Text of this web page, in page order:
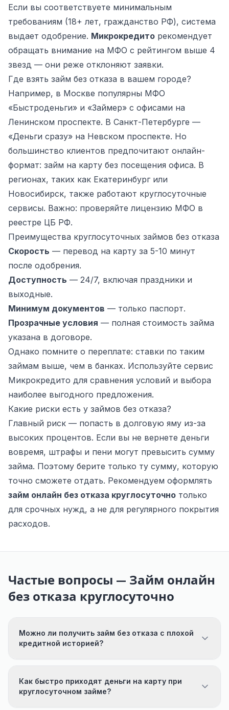
Если вы соответствуете минимальным
требованиям (18+ лет, гражданство РФ), система
выдает одобрение. Микрокредито рекомендует
обращать внимание на МФО с рейтингом выше 4
звезд — они реже отклоняют заявки.
Где взять займ без отказа в вашем городе?
Например, в Москве популярны МФО
«Быстроденьги» и «Займер» с офисами на
Ленинском проспекте. В Санкт-Петербурге —
«Деньги сразу» на Невском проспекте. Но
большинство клиентов предпочитают онлайн-
формат: займ на карту без посещения офиса. В
регионах, таких как Екатеринбург или
Новосибирск, также работают круглосуточные
сервисы. Важно: проверяйте лицензию МФО в
реестре ЦБ РФ.
Преимущества круглосуточных займов без отказа
Скорость — перевод на карту за 5-10 минут
после одобрения.
Доступность — 24/7, включая праздники и
выходные.
Минимум документов — только паспорт.
Прозрачные условия — полная стоимость займа
указана в договоре.
Однако помните о переплате: ставки по таким
займам выше, чем в банках. Используйте сервис
Микрокредито для сравнения условий и выбора
наиболее выгодного предложения.
Какие риски есть у займов без отказа?
Главный риск — попасть в долговую яму из-за
высоких процентов. Если вы не вернете деньги
вовремя, штрафы и пени могут превысить сумму
займа. Поэтому берите только ту сумму, которую
точно сможете отдать. Рекомендуем оформлять
займ онлайн без отказа круглосуточно только
для срочных нужд, а не для регулярного покрытия
расходов.
Частые вопросы — Займ онлайн
без отказа круглосуточно
Можно ли получить займ без отказа с плохой
кредитной историей?
Как быстро приходят деньги на карту при
круглосуточном займе?